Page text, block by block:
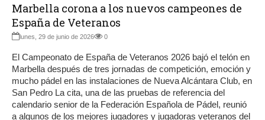
Marbella corona a los nuevos campeones de
España de Veteranos
lunes, 29 de junio de 2026 0
El Campeonato de España de Veteranos 2026 bajó el telón en
Marbella después de tres jornadas de competición, emoción y
mucho pádel en las instalaciones de Nueva Alcántara Club, en
San Pedro La cita, una de las pruebas de referencia del
calendario senior de la Federación Española de Pádel, reunió
a algunos de los mejores jugadores y jugadoras veteranos del